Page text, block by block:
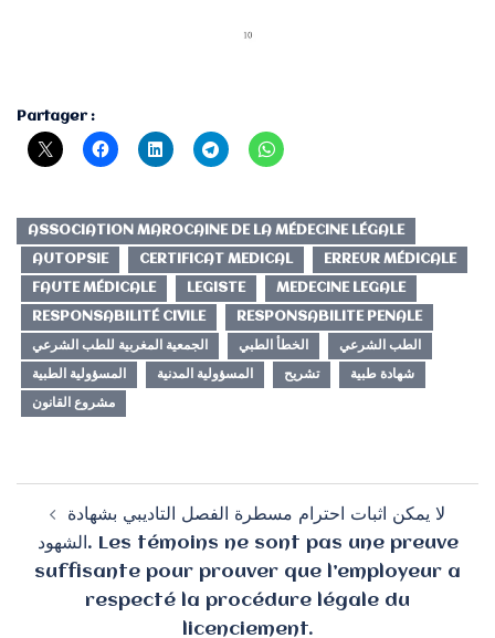
Partager :
ASSOCIATION MAROCAINE DE LA MÉDECINE LÉGALE
AUTOPSIE
CERTIFICAT MEDICAL
ERREUR MÉDICALE
FAUTE MÉDICALE
LEGISTE
MEDECINE LEGALE
RESPONSABILITÉ CIVILE
RESPONSABILITE PENALE
الجمعية المغربية للطب الشرعي
الخطأ الطبي
الطب الشرعي
المسؤولية الطبية
المسؤولية المدنية تشريح
شهادة طبية
مشروع القانون
Navigation
d’article
لا يمكن اثبات احترام مسطرة الفصل التاديبي بشهادة
الشهود. Les témoins ne sont pas une preuve
suffisante pour prouver que l’employeur a
respecté la procédure légale du
licenciement.